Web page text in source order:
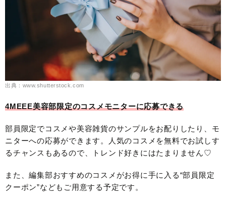
出典：www.shutterstock.com
4MEEE美容部限定のコスメモニターに応募できる
部員限定でコスメや美容雑貨のサンプルをお配りしたり、モ
ニターへの応募ができます。人気のコスメを無料でお試しす
るチャンスもあるので、トレンド好きにはたまりません♡
また、編集部おすすめのコスメがお得に手に入る“部員限定
クーポン”などもご用意する予定です。